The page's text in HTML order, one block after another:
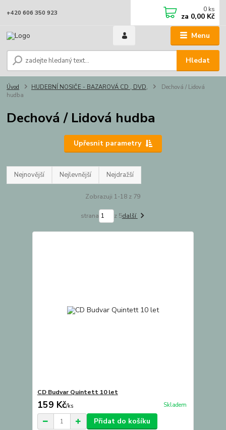
Menu
Hledat
+420 606 350 923 0 ks
za 0,00 Kč
Úvod HUDEBNÍ NOSIČE - BAZAROVÁ CD , DVD,
Dechová / Lidová
hudba
Dechová / Lidová hudba
Upřesnit parametry
Nejnovější Nejlevnější Nejdražší
Zobrazuji 1-18 z 79
strana z 5další
CD Budvar Quintett 10 let
159 Kč/ks Skladem
Přidat do košíku